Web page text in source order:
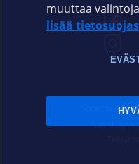
muuttaa
lisää